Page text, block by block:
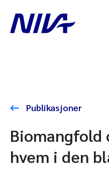
Publikasjoner
Biomangfold
hvem i den